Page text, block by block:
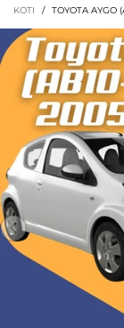
KOTI / TOYOTA AYGO